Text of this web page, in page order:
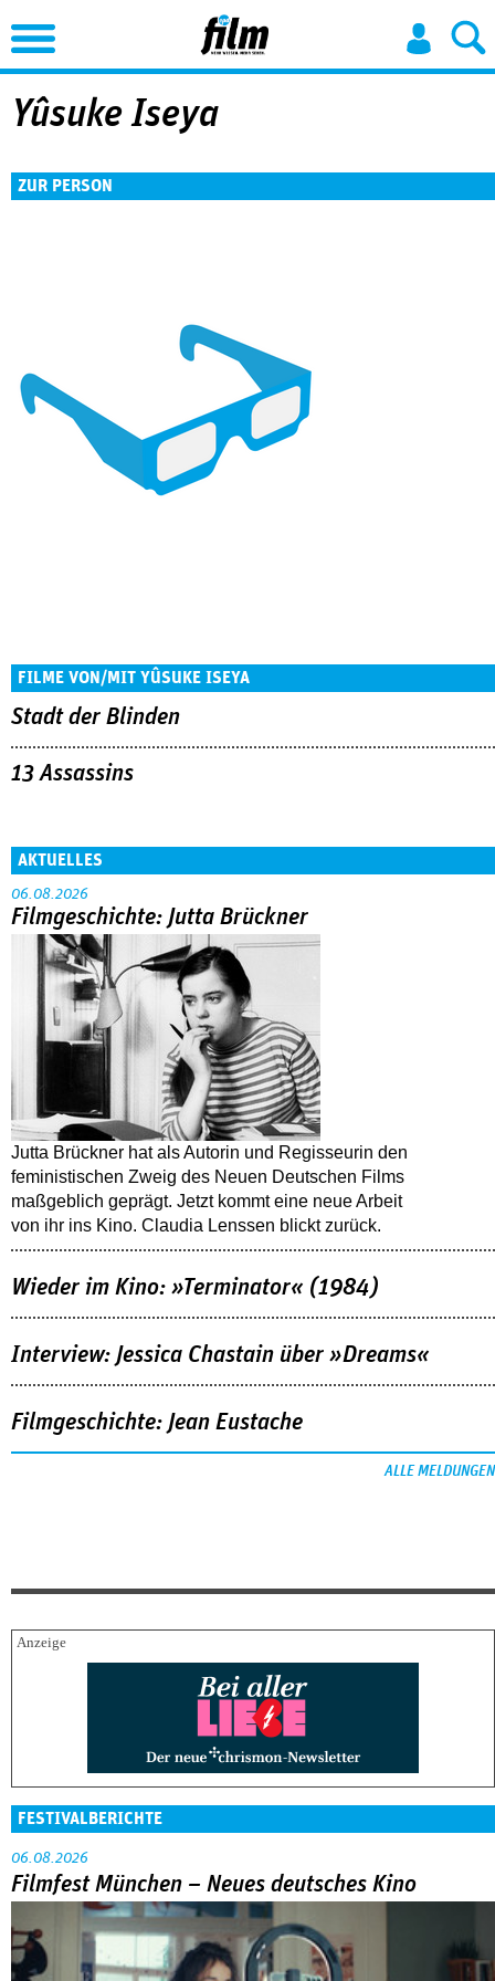
Jump to Navigation
Yûsuke Iseya
ZUR PERSON
FILME VON/MIT YÛSUKE ISEYA
Stadt der Blinden
13 Assassins
AKTUELLES
06.08.2026
Filmgeschichte: Jutta Brückner
Jutta Brückner hat als Autorin und Regisseurin den
feministischen Zweig des Neuen Deutschen Films
maßgeblich geprägt. Jetzt kommt eine neue Arbeit
von ihr ins Kino. Claudia Lenssen blickt zurück.
Wieder im Kino: »Terminator« (1984)
Interview: Jessica Chastain über »Dreams«
Filmgeschichte: Jean Eustache
ALLE MELDUNGEN
FESTIVALBERICHTE
06.08.2026
Filmfest München – Neues deutsches Kino